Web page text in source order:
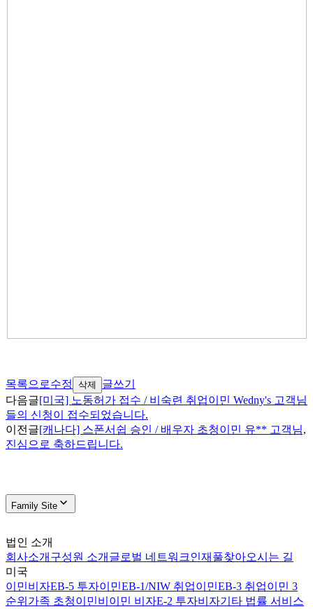
목록으로수정 삭제
글쓰기
다음글[미국] 노동허가 접수 / 비숙련 취업이민 Wedny's 고객님
들의 신청이 접수되었습니다.
이전글[캐나다] 스폰서쉽 승인 / 배우자 초청이민 유** 고객님,
진심으로 축하드립니다.
Family Site
법인 소개
회사소개 구성원 소개 글로벌 네트워크인재풀찾아오시는 길
미국
이민비자EB-5 투자이민EB-1/NIW 취업이민EB-3 취업이민 3
순위 가족 초청이민비이민 비자E-2 투자비자기타 법률 서비스